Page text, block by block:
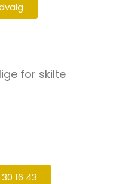
for skilte
16 43